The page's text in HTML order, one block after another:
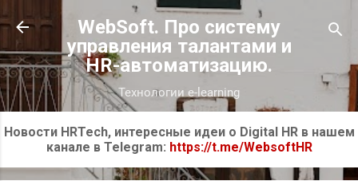
К основному контенту
WebSoft. Про систему
управления талантами и
HR-автоматизацию.
Технологии e-learning
Новости HRTech, интересные идеи о Digital HR в нашем
канале в Telegram: https://t.me/WebsoftHR